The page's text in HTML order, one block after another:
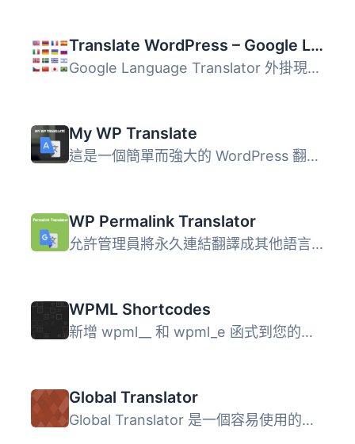
Translate WordPress – Google Language Translator
Google Language Translator 外掛現已經成為 GTranslate 家族...
My WP Translate
這是一個簡單而強大的 WordPress 翻譯外掛程式，可在支援翻譯...
WP Permalink Translator
允許管理員將永久連結翻譯成其他語言。 開發 https://github....
WPML Shortcodes
新增 wpml__ 和 wpml_e 函式到您的主題，以及 wpml__ 短碼到...
Global Translator
Global Translator 是一個容易使用的外掛程式，可以自動翻譯...